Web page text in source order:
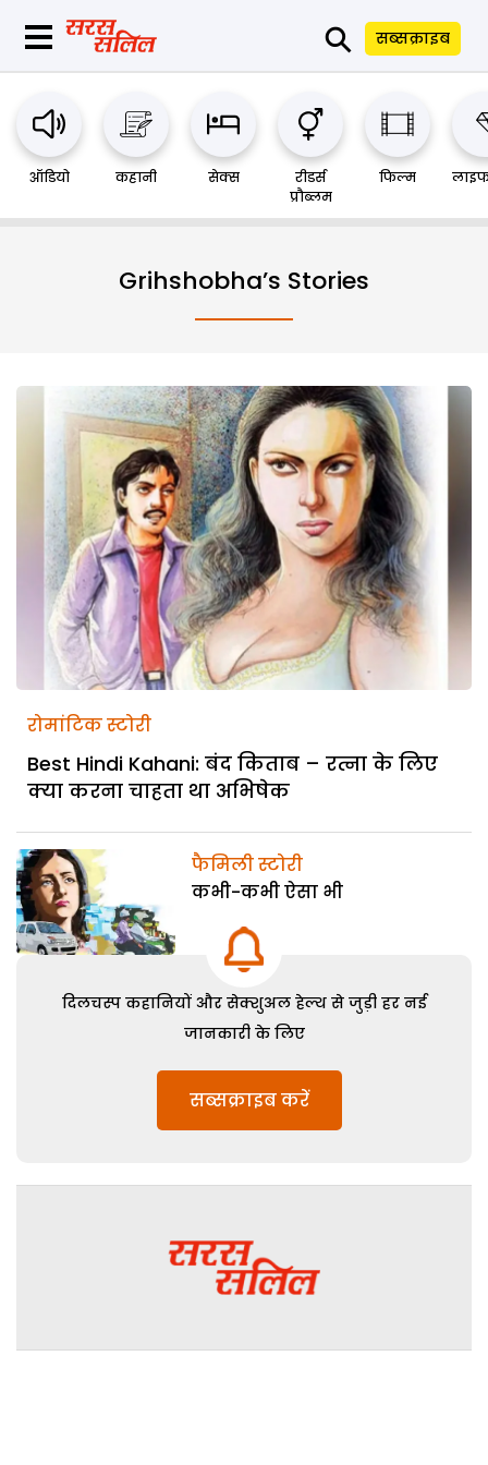
⚲ सब्सक्राइब
ऑडियो कहानी सेक्स
रीडर्स
प्रौब्लम
फिल्म
Grihshobha’s Stories
रोमांटिक स्टोरी
Best Hindi Kahani: बंद किताब – रत्ना के लिए
क्या करना चाहता था अभिषेक
फैमिली स्टोरी
कभी-कभी ऐसा भी
दिलचस्प कहानियों और सेक्शुअल हेल्थ से जुड़ी हर नई
जानकारी के लिए
सब्सक्राइब करें